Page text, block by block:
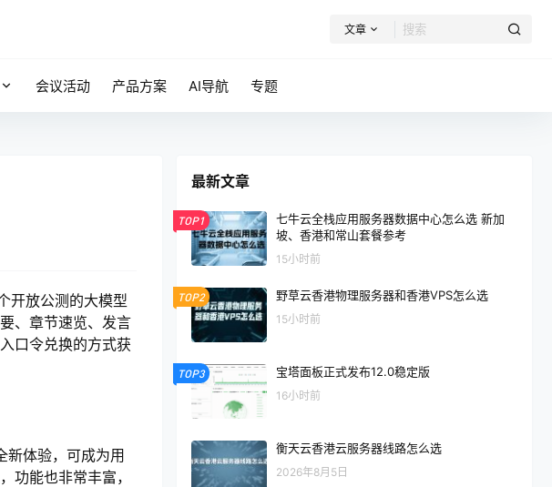
文章
会议活动 产品方案 AI导航 专题
开放公测的大模型
、章节速览、发言
口令兑换的方式获
新体验，可成为用
功能也非常丰富，
最新文章
TOP1
七牛云全栈应用服务器数据中心怎么选 新加
坡、香港和常山套餐参考
15小时前
TOP2 野草云香港物理服务器和香港VPS怎么选
15小时前
TOP3 宝塔面板正式发布12.0稳定版
16小时前
衡天云香港云服务器线路怎么选
2026年8月5日